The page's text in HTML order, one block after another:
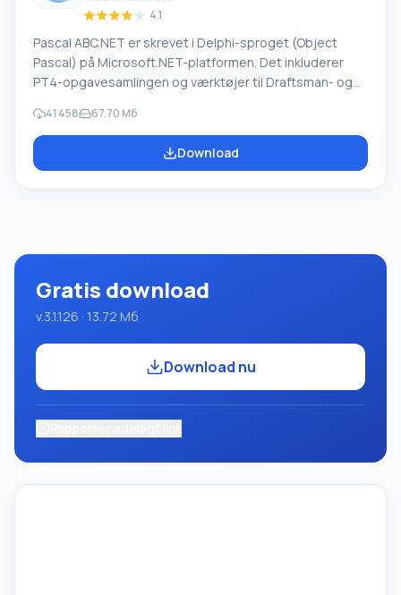
4.1
Pascal ABC.NET er skrevet i Delphi-sproget (Object
Pascal) på Microsoft.NET-platformen. Det inkluderer
PT4-opgavesamlingen og værktøjer til Draftsman- og
lærer programmering. Hovedformålet med Pascal
ABC.NET-programmeringssystemet er at studere og
undervise i moderne programmeringssprog. Funktioner
41 458 67.70 Мб
Download
Gratis download
v.3.1.126 · 13.72 Мб
Download nu